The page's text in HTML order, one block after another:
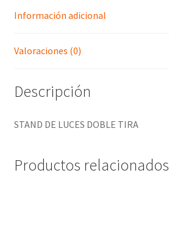
Información adicional
Valoraciones (0)
Descripción
STAND DE LUCES DOBLE TIRA
Productos relacionados